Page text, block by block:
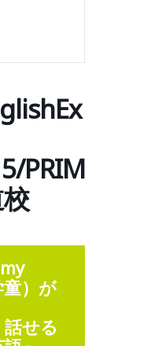
PRIM
童）が
話せる